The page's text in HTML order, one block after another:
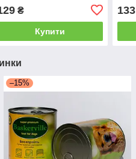
₴
Купити
133
–15%